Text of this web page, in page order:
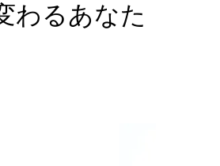
わるあなた